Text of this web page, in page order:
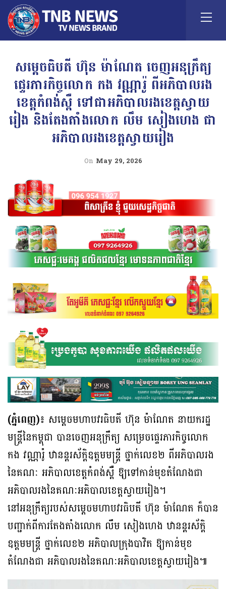
សម្តេចធិបតី ហ៊ុន ម៉ាណែត ចេញអនុក្រឹត្យ
ផ្ទេរភារកិច្ចលោក កង វណ្ណារ៉ូ ពីអភិបាលរង
ខេត្តកំពង់ស្ពឺ ទៅជាអភិបាលរងខេត្តស្វាយ
រៀង និងតែងតាំងលោក លឹម សៀងហេង ជា
អភិបាលរងខេត្តស្វាយរៀង
On May 29, 2026
(ភ្នំពេញ)៖ សម្តេចមហាបវរធិបតី ហ៊ុន ម៉ាណែត នាយករដ្ឋ
មន្ត្រីនៃកម្ពុជា បានចេញអនុក្រឹត្យ សម្រេចផ្ទេរភារកិច្ចលោក
កង វណ្ណារ៉ូ ឋានន្តរស័ក្តិឧត្តមមន្ត្រី ថ្នាក់លេខ២ ពីអភិបាលរង
នៃគណៈ អភិបាលខេត្តកំពង់ស្ពឺ ឱ្យទៅកាន់មុខតំណែងជា
អភិបាលរងនៃគណៈអភិបាលខេត្តស្វាយរៀង។
នៅអនុក្រឹត្យរបស់សម្តេចមហាបវរធិបតី ហ៊ុន ម៉ាណែត ក៏បាន
បញ្ជាក់ពីការតែងតាំងលោក លឹម សៀងហេង ឋានន្តរស័ក្តិ
ឧត្តមមន្ត្រី ថ្នាក់លេខ២ អភិបាលក្រុងបាវិត ឱ្យកាន់មុខ
តំណែងជា អភិបាលរងនៃគណៈអភិបាលខេត្តស្វាយរៀង៕